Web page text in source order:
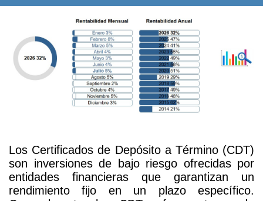
Los Certificados de Depósito a Término (CDT)
son inversiones de bajo riesgo ofrecidas por
entidades financieras que garantizan un
rendimiento fijo en un plazo específico.